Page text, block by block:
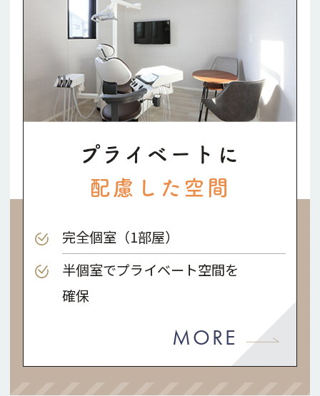
プライベートに
配慮した空間
完全個室（1部屋）
半個室でプライベート空間を
確保
MORE